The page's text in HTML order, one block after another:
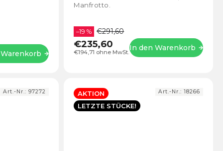
€194,71 ohne MwSt.
–19 % €291,60
€235,60 In den Warenkorb
Manfrotto.
Art.-Nr.:97272
AKTION
LETZTE STÜCKE!
Art.-Nr.: 18266